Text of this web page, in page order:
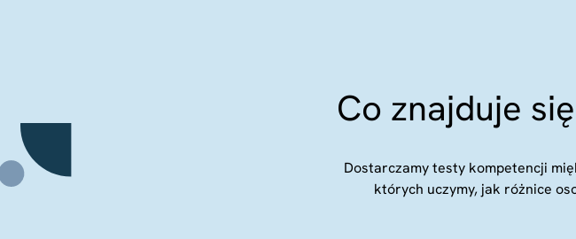
Co znajduje
Dostarczamy testy kompetencji
których uczymy, jak różnice